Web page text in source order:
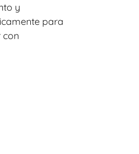
y
para
con